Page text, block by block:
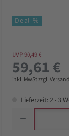
Deal %
UVP90,49 €
59,61 €
inkl. MwSt zzgl.
Lieferzeit: 2 - 3